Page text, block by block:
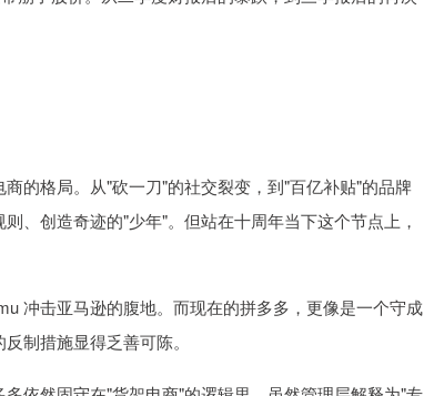
的格局。从"砍一刀"的社交裂变，到"百亿补贴"的品牌
、创造奇迹的"少年"。但站在十周年当下这个节点上，
冲击亚马逊的腹地。而现在的拼多多，更像是一个守成
制措施显得乏善可陈。